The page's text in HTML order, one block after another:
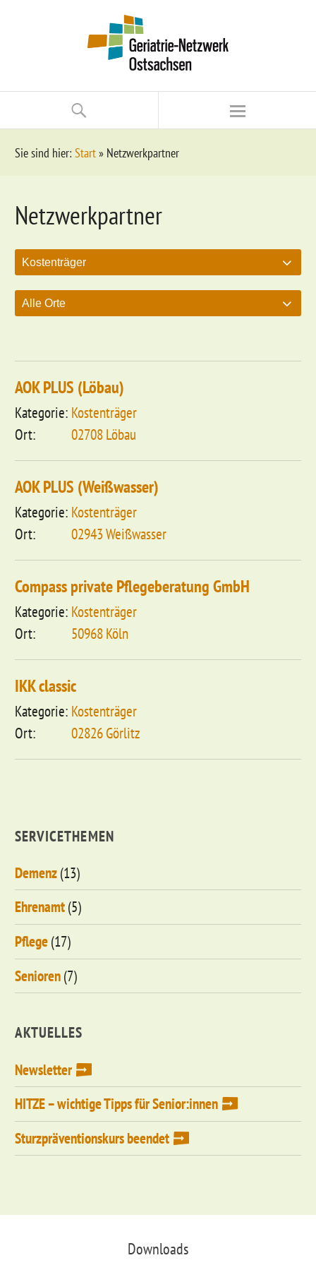
Sie sind hier: Start» Netzwerkpartner
Netzwerkpartner
AOK PLUS (Löbau)
Kostenträger
02708 Löbau
AOK PLUS (Weißwasser)
Kostenträger
02943 Weißwasser
Compass private Pflegeberatung GmbH
Kostenträger
50968 Köln
IKK classic
Kostenträger
02826 Görlitz
SERVICETHEMEN
Demenz(13)
Ehrenamt(5)
Pflege(17)
Senioren(7)
AKTUELLES
Newsletter
HITZE – wichtige Tipps für Senior:innen
Sturzpräventionskurs beendet
Downloads